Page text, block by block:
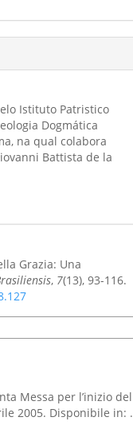
Istituto Patristico
Dogmática
na qual colabora
Battista de la
Grazia: Una
, 7(13), 93-116.
Messa per l’inizio del
2005. Disponibile in: .